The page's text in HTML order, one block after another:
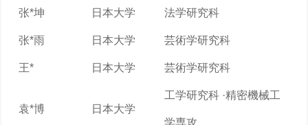
张*坤 日本大学 法学研究科
张*雨 日本大学 芸術学研究科
王* 日本大学 芸術学研究科
袁*博 日本大学
工学研究科 ·精密機械工
学専攻